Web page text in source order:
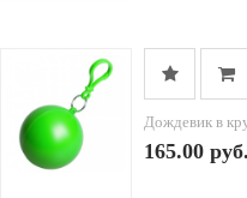
Дождевик в
165.00 руб.